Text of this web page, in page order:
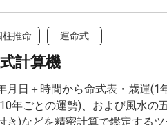
柱推命 運命式
計算機
月日＋時間から命式表・歳運(1
年ごとの運勢)、および風水の
き)などを精密計算で鑑定する